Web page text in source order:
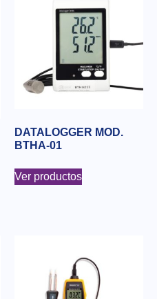
DATALOGGER MOD.
BTHA-01
Ver productos